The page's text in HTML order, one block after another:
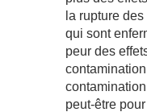
la rupture
qui sont
peur des
peut-être